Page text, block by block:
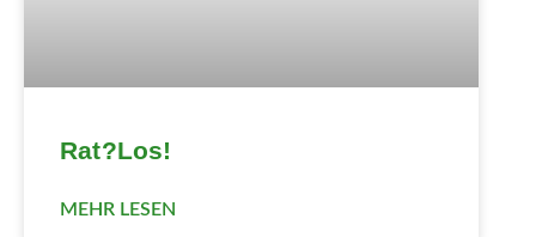
Rat?Los!
MEHR LESEN